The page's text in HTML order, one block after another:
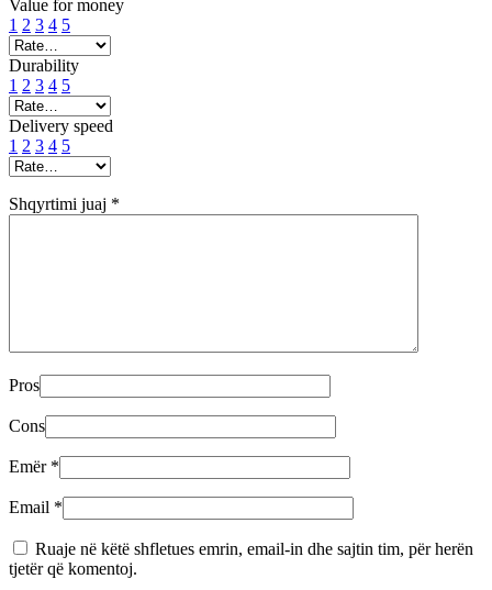
Value for money
1 2 3 4 5
Durability
1 2 3 4 5
Delivery speed
1 2 3 4 5
Shqyrtimi juaj *
Pros
Cons
Emër *
Email *
Ruaje në këtë shfletues emrin, email-in dhe sajtin tim, për herën
tjetër që komentoj.